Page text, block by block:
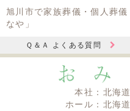
旭川市で家族葬儀・個人葬
なや」
Ｑ＆Ａ よくある質問
本社：北海
ホール：北海